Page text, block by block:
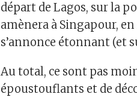
départ de Lagos, sur la
amènera à Singapour,
s’annonce étonnant (et
Au total, ce sont pas
époustouflants et de